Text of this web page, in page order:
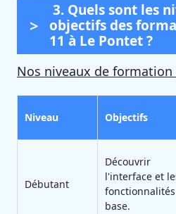
3. Quels sont les
objectifs des
11 à Le Pontet ?
Nos niveaux de formation
Niveau Objectifs
Débutant
Découvrir
l'interface et
base.